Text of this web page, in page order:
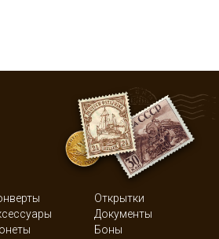
Открытки
Документы
Боны